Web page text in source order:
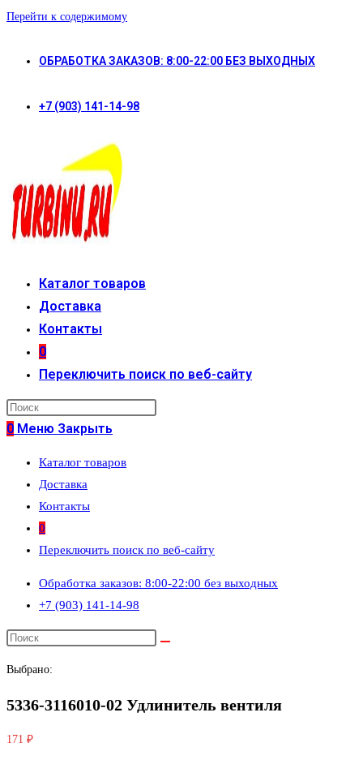
Перейти к содержимому
ОБРАБОТКА ЗАКАЗОВ: 8:00-22:00 БЕЗ ВЫХОДНЫХ
+7 (903) 141-14-98
Каталог товаров
Доставка
Контакты
0
Переключить поиск по веб-сайту
0 Меню Закрыть
Каталог товаров
Доставка
Контакты
0
Переключить поиск по веб-сайту
Обработка заказов: 8:00-22:00 без выходных
+7 (903) 141-14-98
Выбрано:
5336-3116010-02 Удлинитель вентиля
171 ₽